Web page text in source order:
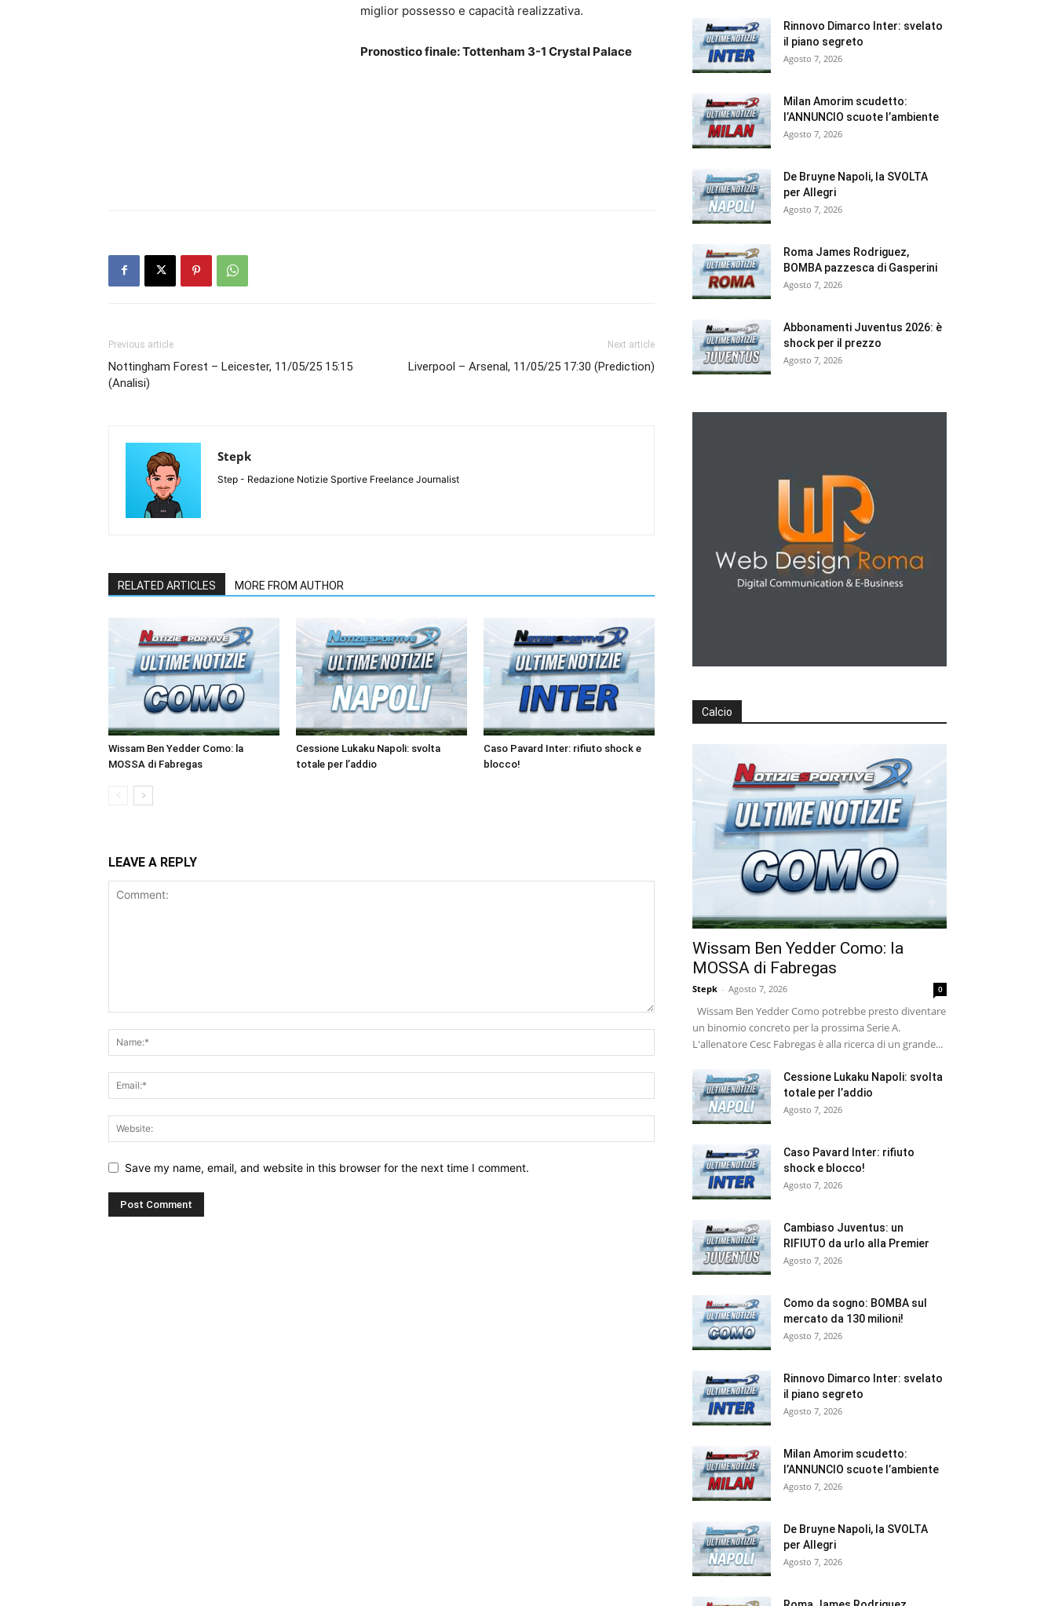
miglior possesso e capacità realizzativa.
Pronostico finale: Tottenham 3-1 Crystal Palace
Previous article
Nottingham Forest – Leicester, 11/05/25 15:15
(Analisi)
Next article
Liverpool – Arsenal, 11/05/25 17:30 (Prediction)
Stepk
Step - Redazione Notizie Sportive Freelance Journalist
RELATED ARTICLES MORE FROM AUTHOR
Wissam Ben Yedder Como: la
MOSSA di Fabregas
Cessione Lukaku Napoli: svolta
totale per l’addio
Caso Pavard Inter: rifiuto shock e
blocco!
LEAVE A REPLY
Save my name, email, and website in this browser for the next time I comment.
Rinnovo Dimarco Inter: svelato
il piano segreto
Agosto 7, 2026
Milan Amorim scudetto:
l’ANNUNCIO scuote l’ambiente
Agosto 7, 2026
De Bruyne Napoli, la SVOLTA
per Allegri
Agosto 7, 2026
Roma James Rodriguez,
BOMBA pazzesca di Gasperini
Agosto 7, 2026
Abbonamenti Juventus 2026: è
shock per il prezzo
Agosto 7, 2026
Calcio
Wissam Ben Yedder Como: la
MOSSA di Fabregas
Stepk - Agosto 7, 2026 0
Wissam Ben Yedder Como potrebbe presto diventare
un binomio concreto per la prossima Serie A.
L'allenatore Cesc Fabregas è alla ricerca di un grande...
Cessione Lukaku Napoli: svolta
totale per l’addio
Agosto 7, 2026
Caso Pavard Inter: rifiuto
shock e blocco!
Agosto 7, 2026
Cambiaso Juventus: un
RIFIUTO da urlo alla Premier
Agosto 7, 2026
Como da sogno: BOMBA sul
mercato da 130 milioni!
Agosto 7, 2026
Rinnovo Dimarco Inter: svelato
il piano segreto
Agosto 7, 2026
Milan Amorim scudetto:
l’ANNUNCIO scuote l’ambiente
Agosto 7, 2026
De Bruyne Napoli, la SVOLTA
per Allegri
Agosto 7, 2026